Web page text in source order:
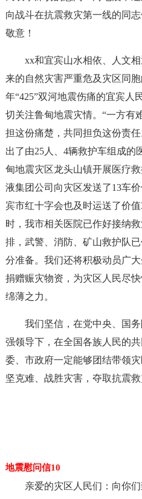
向战斗在抗震救灾第一线的同
敬意！
xx和宜宾山水相依、人文
来的自然灾害严重危及灾区同
年“425”双河地震伤痛的宜宾人
切关注鲁甸地震灾情。“一方有
担这份痛楚，共同担负这份责
出了由25人、4辆救护车组成的
甸地震灾区龙头山镇开展医疗
液集团公司向灾区发送了13车
宾市红十字会也及时运送了价
时，我市相关医院已作好接纳
排，武警、消防、矿山救护队
分准备。我们还将积极动员广
捐赠赈灾物资，为灾区人民尽
绵薄之力。
我们坚信，在党中央、国
强领导下，在全国各族人民的
委、市政府一定能够团结带领
坚克难、战胜灾害，夺取抗震
地震慰问信10
亲爱的灾区人民们：向你们